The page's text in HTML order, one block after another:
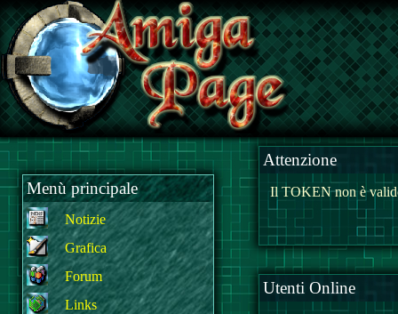
Menù principale
Notizie
Grafica
Forum
Links
Attenzione
Il TOKEN non è
Utenti Online